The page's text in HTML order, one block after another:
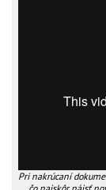
Pri nakrúcaní